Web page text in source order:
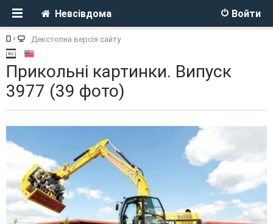
Войти
Невсівдома
Декстопна версія сайту
Прикольні картинки. Випуск
3977 (39 фото)